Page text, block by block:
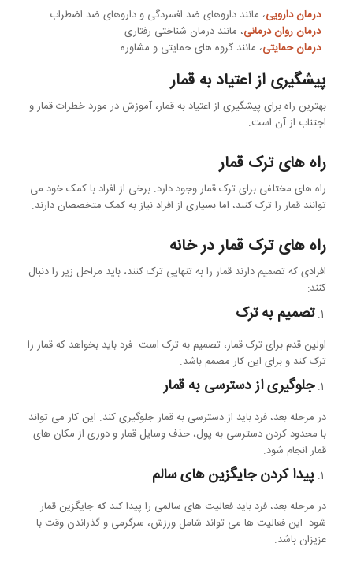
درمان دارویی، مانند داروهای ضد افسردگی و داروهای ضد اضطراب
درمان روان درمانی، مانند درمان شناختی رفتاری
درمان حمایتی، مانند گروه های حمایتی و مشاوره
پیشگیری از اعتیاد به قمار
بهترین راه برای پیشگیری از اعتیاد به قمار، آموزش در مورد خطرات قمار و
اجتناب از آن است.
راه های ترک قمار
راه های مختلفی برای ترک قمار وجود دارد. برخی از افراد با کمک خود می
توانند قمار را ترک کنند، اما بسیاری از افراد نیاز به کمک متخصصان دارند.
راه های ترک قمار در خانه
افرادی که تصمیم دارند قمار را به تنهایی ترک کنند، باید مراحل زیر را دنبال
کنند:
تصمیم به ترک
اولین قدم برای ترک قمار، تصمیم به ترک است. فرد باید بخواهد که قمار را
ترک کند و برای این کار مصمم باشد.
جلوگیری از دسترسی به قمار
در مرحله بعد، فرد باید از دسترسی به قمار جلوگیری کند. این کار می تواند
با محدود کردن دسترسی به پول، حذف وسایل قمار و دوری از مکان های
قمار انجام شود.
پیدا کردن جایگزین های سالم
در مرحله بعد، فرد باید فعالیت های سالمی را پیدا کند که جایگزین قمار
شود. این فعالیت ها می تواند شامل ورزش، سرگرمی و گذراندن وقت با
عزیزان باشد.